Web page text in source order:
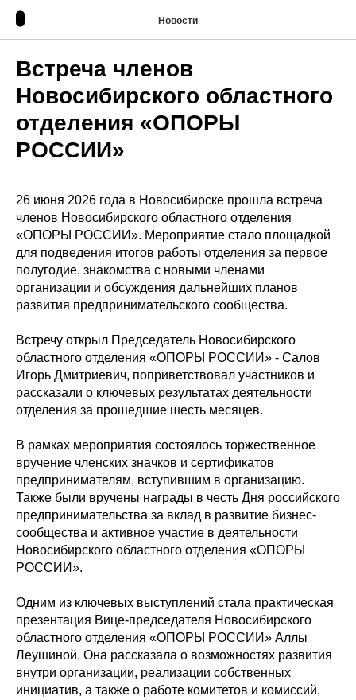
Новости
Встреча членов
Новосибирского областного
отделения «ОПОРЫ
РОССИИ»
26 июня 2026 года в Новосибирске прошла встреча
членов Новосибирского областного отделения
«ОПОРЫ РОССИИ». Мероприятие стало площадкой
для подведения итогов работы отделения за первое
полугодие, знакомства с новыми членами
организации и обсуждения дальнейших планов
развития предпринимательского сообщества.
Встречу открыл Председатель Новосибирского
областного отделения «ОПОРЫ РОССИИ» - Салов
Игорь Дмитриевич, поприветствовал участников и
рассказали о ключевых результатах деятельности
отделения за прошедшие шесть месяцев.
В рамках мероприятия состоялось торжественное
вручение членских значков и сертификатов
предпринимателям, вступившим в организацию.
Также были вручены награды в честь Дня российского
предпринимательства за вклад в развитие бизнес-
сообщества и активное участие в деятельности
Новосибирского областного отделения «ОПОРЫ
РОССИИ».
Одним из ключевых выступлений стала практическая
презентация Вице-председателя Новосибирского
областного отделения «ОПОРЫ РОССИИ» Аллы
Леушиной. Она рассказала о возможностях развития
внутри организации, реализации собственных
инициатив, а также о работе комитетов и комиссий,